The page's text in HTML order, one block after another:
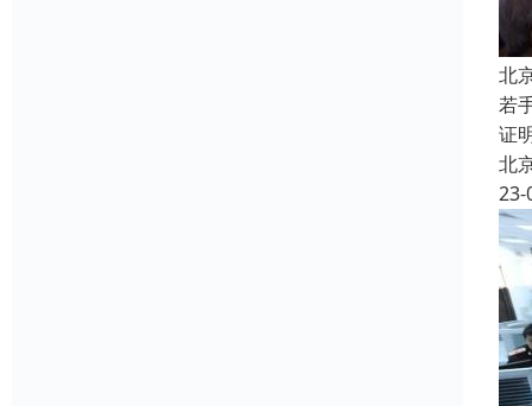
北
若
证
北
23-